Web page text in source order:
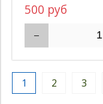
500 руб
1 2 3